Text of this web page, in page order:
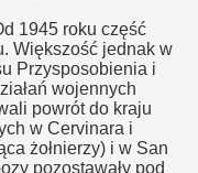
1945 roku część
Większość jednak w
Przysposobienia i
wojennych
powrót do kraju
w Cervinara i
żołnierzy) i w San
pozostawały pod